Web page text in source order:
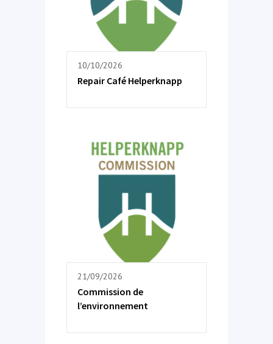
10/10/2026
Repair Café Helperknapp
21/09/2026
Commission de
l’environnement